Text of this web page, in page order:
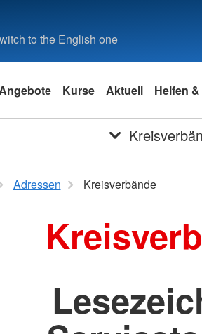
to the English one
Angebote Kurse Aktuell Helfen
Adressen Kreisverbände